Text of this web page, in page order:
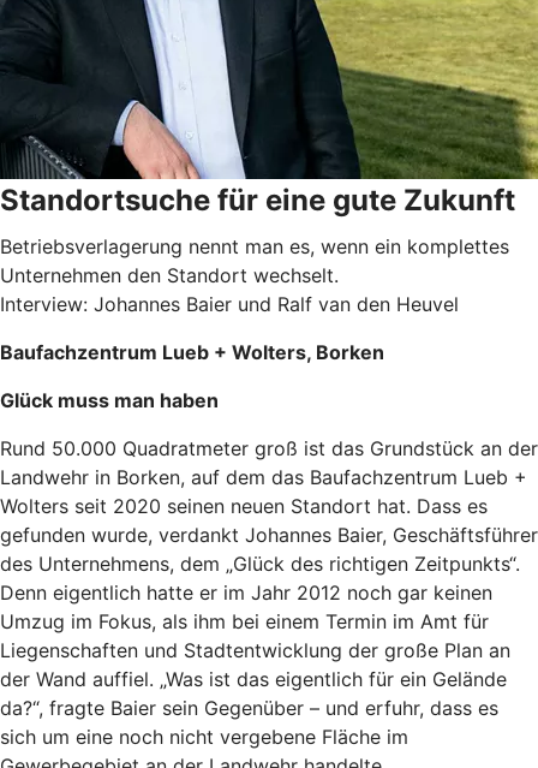
Standortsuche für eine gute Zukunft
Betriebsverlagerung nennt man es, wenn ein komplettes
Unternehmen den Standort wechselt.
Interview: Johannes Baier und Ralf van den Heuvel
Baufachzentrum Lueb + Wolters, Borken
Glück muss man haben
Rund 50.000 Quadratmeter groß ist das Grundstück an der
Landwehr in Borken, auf dem das Baufachzentrum Lueb +
Wolters seit 2020 seinen neuen Standort hat. Dass es
gefunden wurde, verdankt Johannes Baier, Geschäftsführer
des Unternehmens, dem „Glück des richtigen Zeitpunkts“.
Denn eigentlich hatte er im Jahr 2012 noch gar keinen
Umzug im Fokus, als ihm bei einem Termin im Amt für
Liegenschaften und Stadtentwicklung der große Plan an
der Wand auffiel. „Was ist das eigentlich für ein Gelände
da?“, fragte Baier sein Gegenüber – und erfuhr, dass es
sich um eine noch nicht vergebene Fläche im